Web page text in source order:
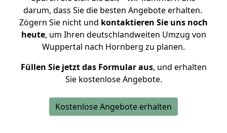
darum, dass Sie die besten Angebote erhalten.
Zögern Sie nicht und kontaktieren Sie uns noch
heute, um Ihren deutschlandweiten Umzug von
Wuppertal nach Hornberg zu planen.
Füllen Sie jetzt das Formular aus, und erhalten
Sie kostenlose Angebote.
Kostenlose Angebote erhalten